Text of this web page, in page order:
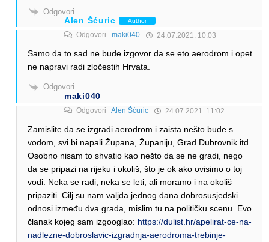
Odgovori
Alen Šćuric Author
Odgovori maki040 24.07.2021. 10:03
Samo da to sad ne bude izgovor da se eto aerodrom i opet
ne napravi radi zločestih Hrvata.
Odgovori
maki040
Odgovori Alen Šćuric 24.07.2021. 11:02
Zamislite da se izgradi aerodrom i zaista nešto bude s
vodom, svi bi napali Župana, Županiju, Grad Dubrovnik itd.
Osobno nisam to shvatio kao nešto da se ne gradi, nego
da se pripazi na rijeku i okoliš, što je ok ako ovisimo o toj
vodi. Neka se radi, neka se leti, ali moramo i na okoliš
pripaziti. Cilj su nam valjda jednog dana dobrosusjedski
odnosi između dva grada, mislim tu na političku scenu. Evo
članak kojeg sam izgooglao: https://dulist.hr/apelirat-ce-na-
nadlezne-dobroslavic-izgradnja-aerodroma-trebinje-